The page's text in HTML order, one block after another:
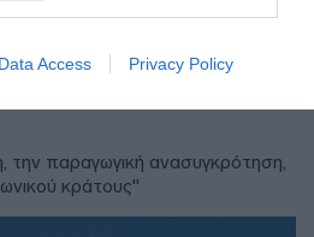
Data Access Privacy Policy
Σεπτεμβρίου η
ΕΛ.Α.Σ. στη
την παραγωγική ανασυγκρότηση,
κράτους"